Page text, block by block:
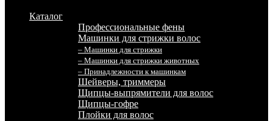
Каталог
Профессиональные фены
Машинки для стрижки волос
– Машинки для стрижки
– Машинки для стрижки животных
– Принадлежности к машинкам
Шейверы, триммеры
Щипцы-выпрямители для волос
Щипцы-гофре
Плойки для волос